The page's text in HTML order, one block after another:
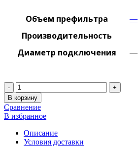
Объем префильтра —
Производительность
Диаметр подключения
—
Количество
В корзину
Сравнение
В избранное
Описание
Условия доставки